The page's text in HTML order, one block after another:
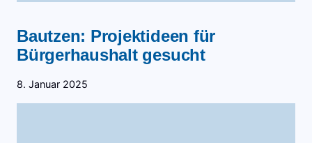
Bautzen: Projektideen für
Bürgerhaushalt gesucht
8. Januar 2025